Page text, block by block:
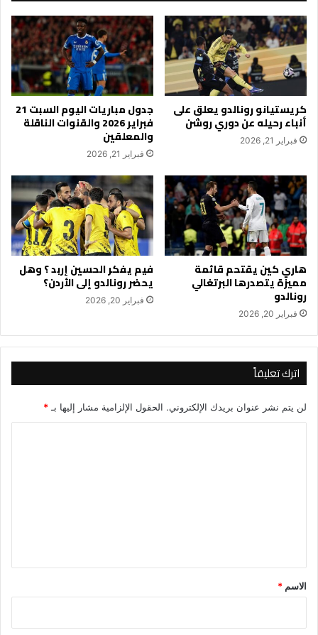
كريستيانو رونالدو يعلق على
أنباء رحيله عن دوري روشن
فبراير 21, 2026
جدول مباريات اليوم السبت 21
فبراير 2026 والقنوات الناقلة
والمعلقين
فبراير 21, 2026
هاري كين يقتحم قائمة
مميزة يتصدرها البرتغالي
رونالدو
فبراير 20, 2026
فيم يفكر الحسين إربد ؟ وهل
يحضر رونالدو إلى الأردن؟
فبراير 20, 2026
اترك تعليقاً
لن يتم نشر عنوان بريدك الإلكتروني. الحقول الإلزامية مشار إليها بـ *
*
الاسم *